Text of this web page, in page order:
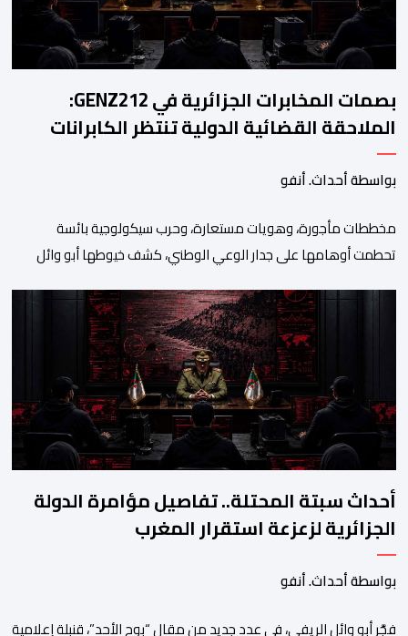
بصمات المخابرات الجزائرية في GENZ212:
الملاحقة القضائية الدولية تنتظر الكابرانات
بواسطة أحداث. أنفو
مخططات مأجورة، وهويات مستعارة، وحرب سيكولوجية بائسة
تحطمت أوهامها على جدار الوعي الوطني، كشف خيوطها أبو وائل
الأجهزة الأمنية المغربية لأحدث محاولات المخابرات العسكرية الجزائرية
استهداف امن المملكة واستقرارها. أكد أبو وائل الريفي أنه: “بعد
إجهاض مخططات الجارة التي تحركت سريعا عبر عملائها […]
أحداث سبتة المحتلة.. تفاصيل مؤامرة الدولة
الجزائرية لزعزعة استقرار المغرب
بواسطة أحداث. أنفو
فجَّر أبو وائل الريفي، في عدد جديد من مقال “بوح الأحد”، قنبلة إعلامية